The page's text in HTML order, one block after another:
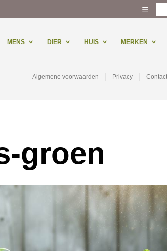
MENS DIER HUIS MERKEN
Algemene voorwaarden Privacy Contact
groen